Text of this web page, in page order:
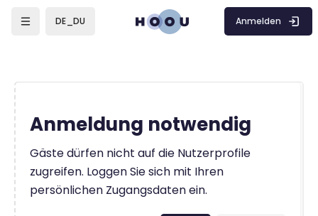
DE_DU Anmelden
Anmeldung notwendig
Gäste dürfen nicht auf die Nutzerprofile
zugreifen. Loggen Sie sich mit Ihren
persönlichen Zugangsdaten ein.